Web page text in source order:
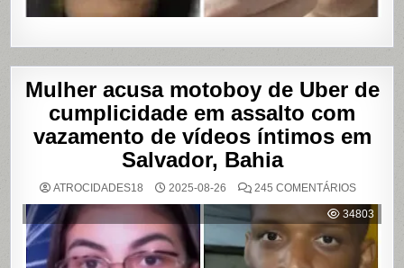
Mulher acusa motoboy de Uber de
cumplicidade em assalto com
vazamento de vídeos íntimos em
Salvador, Bahia
ATROCIDADES18 2025-08-26 245 COMENTÁRIOSEM
ACUSA
DE
UBER
DE
34803